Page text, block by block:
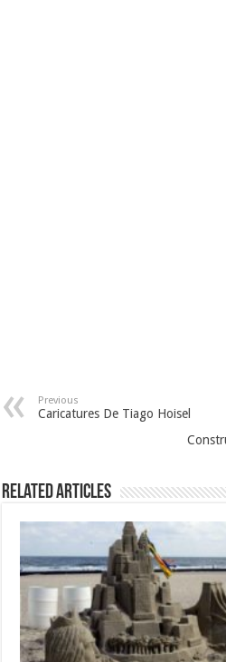
Previous
Caricatures De Tiago Hoisel
Related Articles